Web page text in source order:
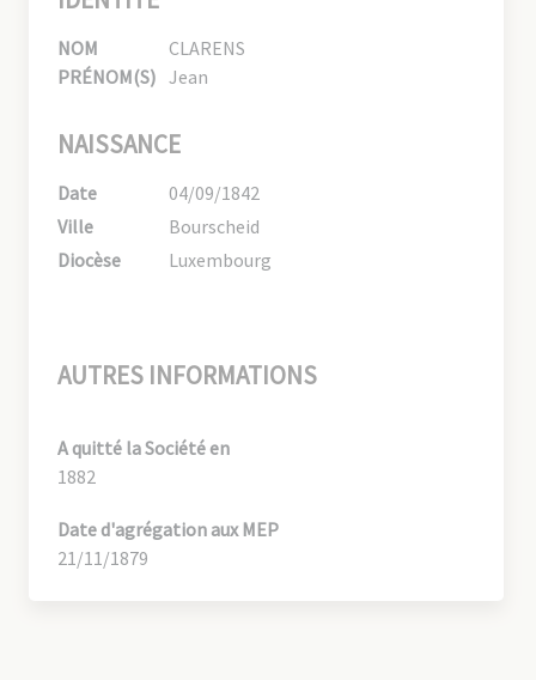
NOM
CLARENS
PRÉNOM(S) Jean
NAISSANCE
Date
04/09/1842
Ville
Bourscheid
Diocèse
Luxembourg
AUTRES INFORMATIONS
A quitté la Société en
1882
Date d'agrégation aux MEP
21/11/1879